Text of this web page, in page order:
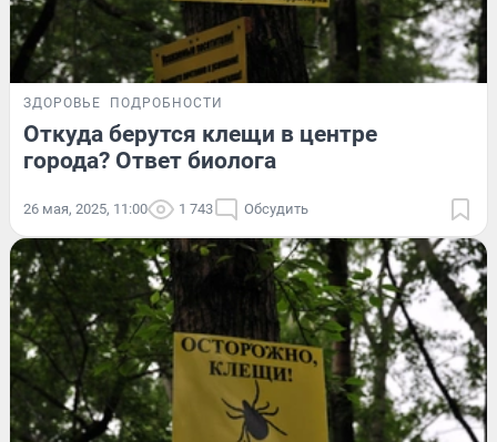
ЗДОРОВЬЕ ПОДРОБНОСТИ
Откуда берутся клещи в центре
города? Ответ биолога
26 мая, 2025, 11:00 1 743 Обсудить